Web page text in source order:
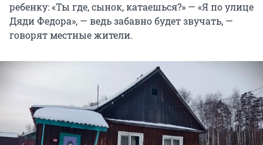
ребенку: «Ты где, сынок, катаешься?» — «Я по улице
Дяди Федора», — ведь забавно будет звучать, —
говорят местные жители.